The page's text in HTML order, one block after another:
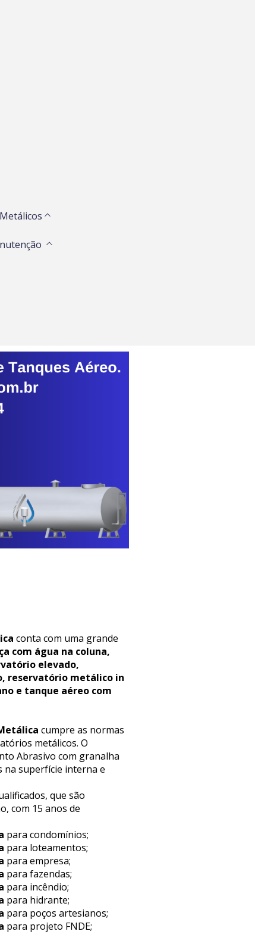
conta com uma grande
com água na coluna,
elevado,
reservatório metálico in
e tanque aéreo com
cumpre as normas
metálicos. O
Abrasivo com granalha
na superfície interna e
que são
com 15 anos de
para condomínios;
para loteamentos;
para empresa;
para fazendas;
para incêndio;
para hidrante;
para poços artesianos;
para projeto FNDE;